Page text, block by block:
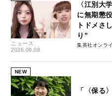
ニュース
2026.08.08
〈江別大
に無期懲
トドメさ
り”
集英社オンラ
NEW
「〈保る